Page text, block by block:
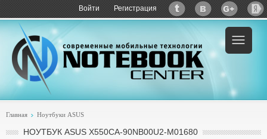
Войти Регистрация
Пример:купить ASUS X550CA-90NB00U2-M01680
Главная Ноутбуки ASUS
НОУТБУК ASUS X550CA-90NB00U2-M01680